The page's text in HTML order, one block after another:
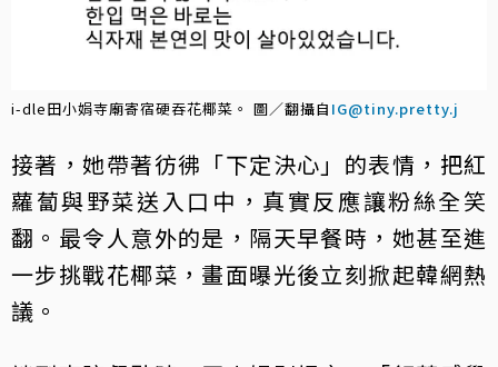
i-dle田小娟寺廟寄宿硬吞花椰菜。 圖／翻攝自 IG@tiny.pretty.j
接著，她帶著彷彿「下定決心」的表情，把紅
蘿蔔與野菜送入口中，真實反應讓粉絲全笑
翻。最令人意外的是，隔天早餐時，她甚至進
一步挑戰花椰菜，畫面曝光後立刻掀起韓網熱
議。